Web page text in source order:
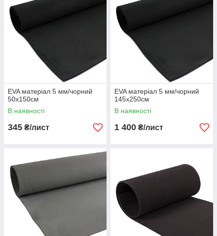
EVA матеріал 5 мм/чорний
50х150см
В наявності
345 ₴/лист
EVA матеріал 5 мм/чорний
145х250см
В наявності
1 400 ₴/лист